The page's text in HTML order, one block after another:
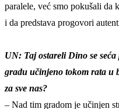
paralele, već smo pokušali da
i da predstava progovori
UN: Taj ostareli Dino se
gradu učinjeno tokom rata u
za sve nas?
– Nad tim gradom je učinjen